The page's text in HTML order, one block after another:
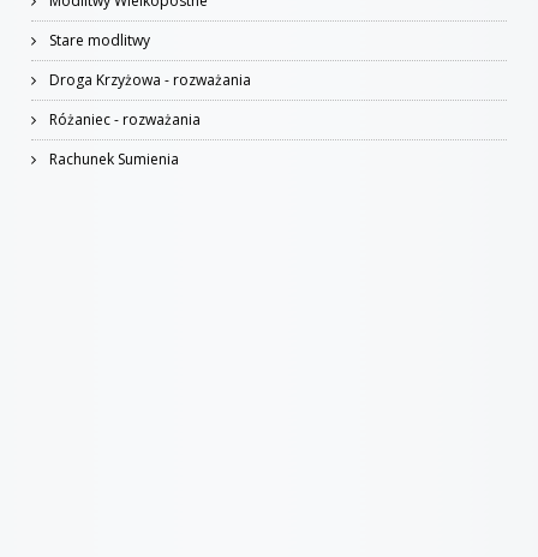
Stare modlitwy
Droga Krzyżowa - rozważania
Różaniec - rozważania
Rachunek Sumienia